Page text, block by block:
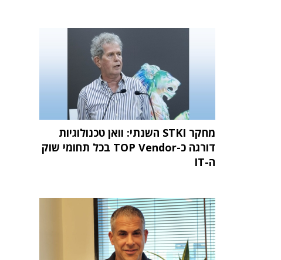
מחקר STKI השנתי: וואן טכנולוגיות
דורגה כ-TOP Vendor בכל תחומי שוק
ה-IT